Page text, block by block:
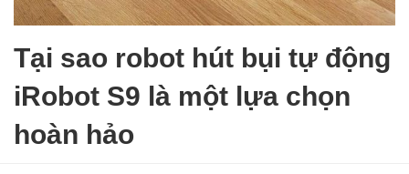
Tại sao robot hút bụi tự động
iRobot S9 là một lựa chọn
hoàn hảo